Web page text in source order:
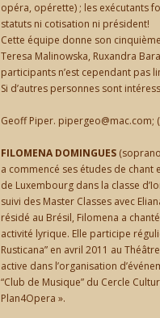
opéra, opérette) ; les exécutants
statuts ni cotisation ni président!
Cette équipe donne son
Teresa Malinowska, Ruxandra
participants n’est cependant pas
Si d’autres personnes sont
Geoff Piper. pipergeo@mac.com;
FILOMENA DOMINGUES
a commencé ses études de
de Luxembourg dans la classe
suivi des Master Classes avec
résidé au Brésil, Filomena a
activité lyrique. Elle participe
Rusticana” en avril 2011 au
active dans l’organisation
“Club de Musique” du Cercle
Plan4Opera ».